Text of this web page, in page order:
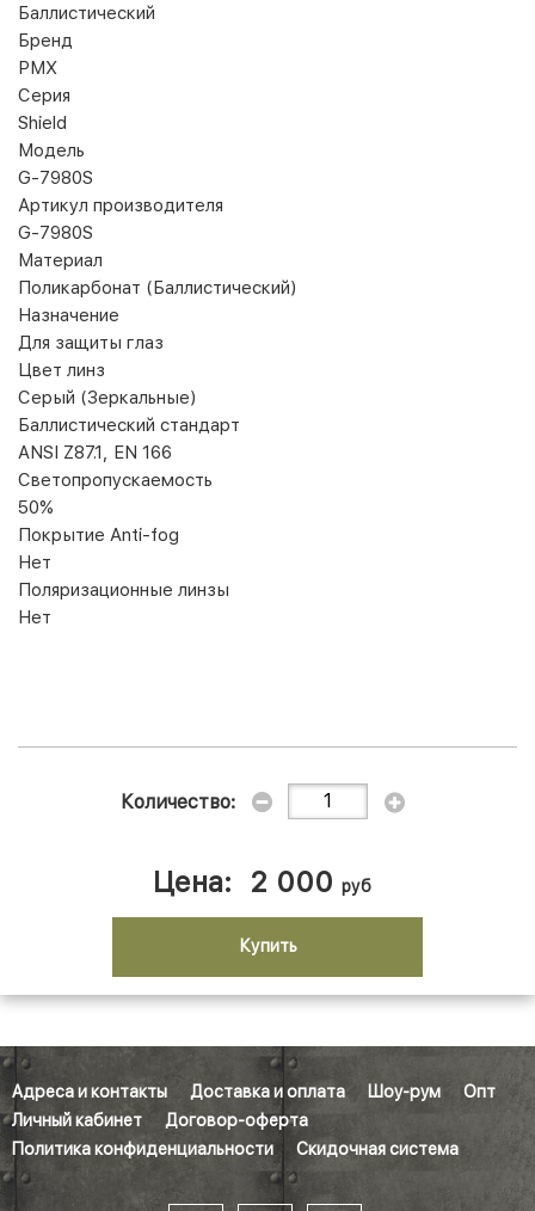
Баллистический
Бренд
PMX
Серия
Shield
Модель
G-7980S
Артикул производителя
G-7980S
Материал
Поликарбонат (Баллистический)
Назначение
Для защиты глаз
Цвет линз
Серый (Зеркальные)
Баллистический стандарт
ANSI Z87.1, EN 166
Светопропускаемость
50%
Покрытие Anti-fog
Нет
Поляризационные линзы
Нет
Количество:
Цена: 2 000 руб
Купить
Адреса и контакты Доставка и оплата Шоу-рум
Опт
Личный кабинет
Договор-оферта
Политика конфиденциальности
Скидочная система